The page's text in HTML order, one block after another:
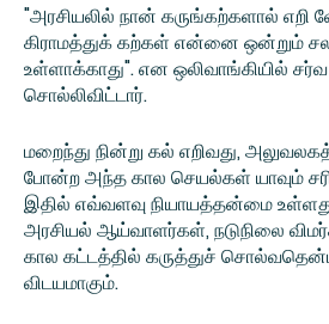
"அரசியலில் நான் கருங்கற்களால்
கிராமத்துக் கற்கள் என்னை ஒன்றும்
உள்ளாக்காது". என ஒலிவாங்கியில்
சொல்லிவிட்டார்.
மறைந்து நின்று கல் எறிவது,
போன்ற அந்த கால செயல்கள் யாவும்
இதில் எவ்வளவு நியாயத்தன்மை
அரசியல் ஆய்வாளர்கள், நடுநிலை
கால கட்டத்தில் கருத்துச்
விடயமாகும்.